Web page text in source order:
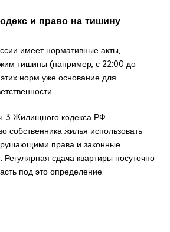
и право на тишину
имеет нормативные акты,
тишины (например, с 22:00 до
норм уже основание для
3 Жилищного кодекса РФ
собственника жилья использовать
права и законные
Регулярная сдача квартиры посуточно
под это определение.